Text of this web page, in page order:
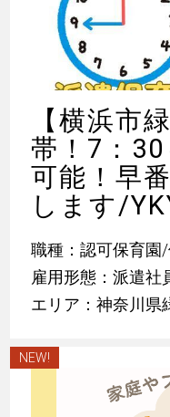
【横浜市
帯！7：
可能！早
します/
職種：認可保育園
雇用形態：派遣社
エリア：神奈川県
NEW!